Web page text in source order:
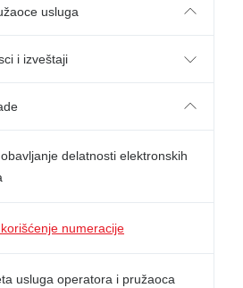
usluga
i izveštaji
delatnosti elektronskih
numeracije
usluga operatora i pružaoca